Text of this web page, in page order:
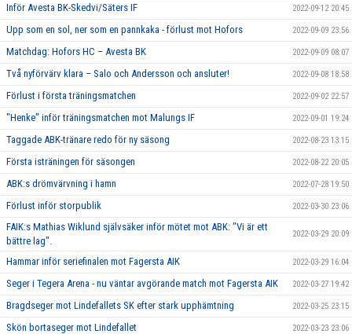
Inför Avesta BK-Skedvi/Säters IF 2022-09-12 20:45
Upp som en sol, ner som en pannkaka - förlust mot Hofors 2022-09-09 23:56
Matchdag: Hofors HC – Avesta BK 2022-09-09 08:07
Två nyförvärv klara – Salo och Andersson och ansluter! 2022-09-08 18:58
Förlust i första träningsmatchen 2022-09-02 22:57
"Henke" inför träningsmatchen mot Malungs IF 2022-09-01 19:24
Taggade ABK-tränare redo för ny säsong 2022-08-23 13:15
Första isträningen för säsongen 2022-08-22 20:05
ABK:s drömvärvning i hamn 2022-07-28 19:50
Förlust inför storpublik 2022-03-30 23:06
FAIK:s Mathias Wiklund självsäker inför mötet mot ABK: "Vi är ett
bättre lag".
2022-03-29 20:09
Hammar inför seriefinalen mot Fagersta AIK 2022-03-29 16:04
Seger i Tegera Arena - nu väntar avgörande match mot Fagersta AIK 2022-03-27 19:42
Bragdseger mot Lindefallets SK efter stark upphämtning 2022-03-25 23:15
Skön bortaseger mot Lindefallet 2022-03-23 23:06